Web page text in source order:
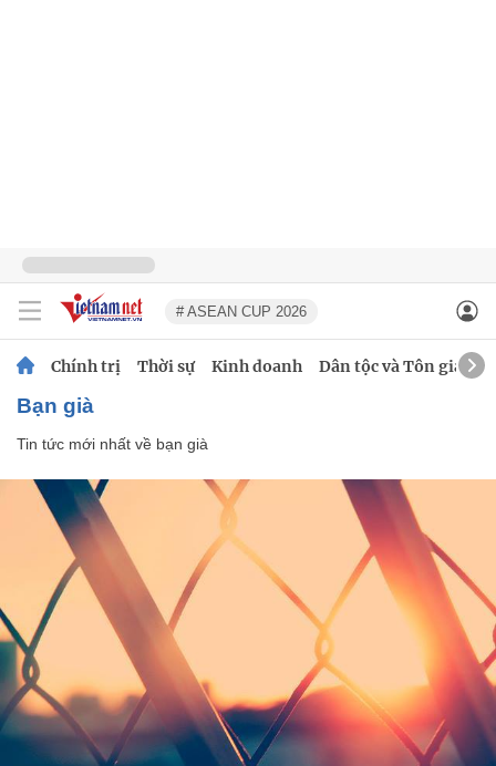
# ASEAN CUP 2026
Chính trị Thời sự Kinh doanh Dân tộc và Tôn giáo
bạn già
Tin tức mới nhất về bạn già